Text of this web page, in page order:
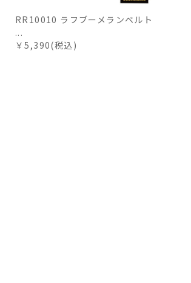
RR10010 ラフブーメランベルト
...
￥5,390(税込)